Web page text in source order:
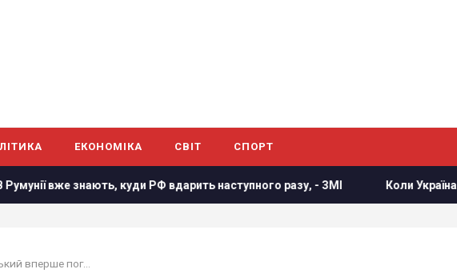
ЕКОНОМІКА СВІТ СПОРТ
куди РФ вдарить наступного разу, - ЗМІ Коли Україна матиме власну
Зеленський і Навроцький вперше поговорили...